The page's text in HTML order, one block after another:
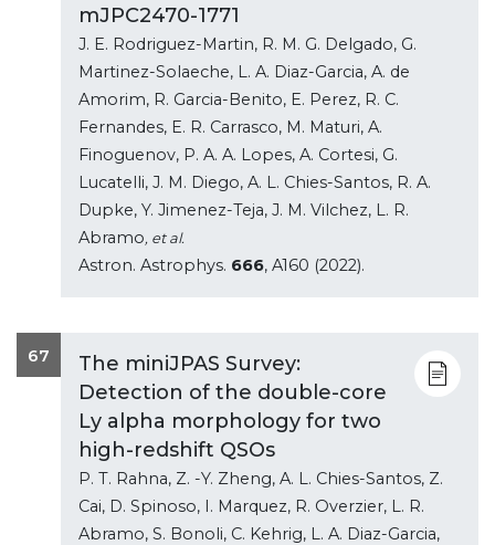
mJPC2470-1771
J. E. Rodriguez-Martin, R. M. G. Delgado, G.
Martinez-Solaeche, L. A. Diaz-Garcia, A. de
Amorim, R. Garcia-Benito, E. Perez, R. C.
Fernandes, E. R. Carrasco, M. Maturi, A.
Finoguenov, P. A. A. Lopes, A. Cortesi, G.
Lucatelli, J. M. Diego, A. L. Chies-Santos, R. A.
Dupke, Y. Jimenez-Teja, J. M. Vilchez, L. R.
Abramo, et al.
Astron. Astrophys. 666, A160 (2022).
67
The miniJPAS Survey:
Detection of the double-core
Ly alpha morphology for two
high-redshift QSOs
P. T. Rahna, Z. -Y. Zheng, A. L. Chies-Santos, Z.
Cai, D. Spinoso, I. Marquez, R. Overzier, L. R.
Abramo, S. Bonoli, C. Kehrig, L. A. Diaz-Garcia,